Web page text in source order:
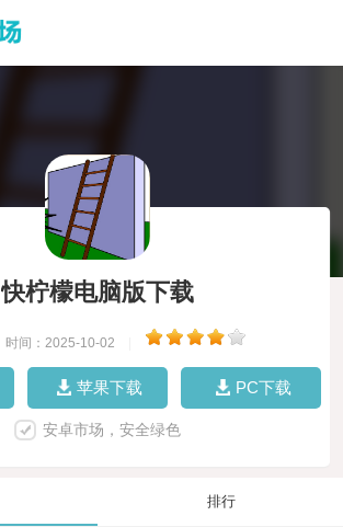
快柠檬电脑版下载
时间：2025-10-02
苹果下载 PC下载
安卓市场，安全绿色
排行